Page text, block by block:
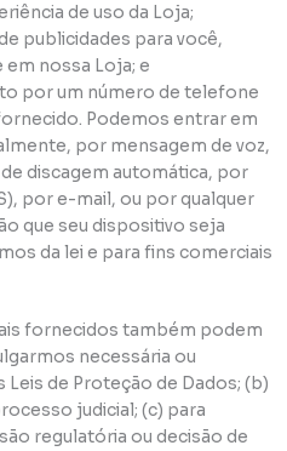
de uso da Loja;
publicidades para você,
em nossa Loja; e
por um número de telefone
Podemos entrar em
por mensagem de voz,
discagem automática, por
por e-mail, ou por qualquer
que seu dispositivo seja
da lei e para fins comerciais
fornecidos também podem
necessária ou
Leis de Proteção de Dados; (b)
judicial; (c) para
regulatória ou decisão de